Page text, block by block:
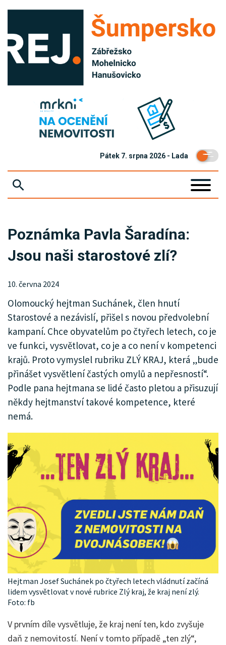
Pátek 7. srpna 2026 - Lada
KRIMI
SPORT
KULTURA
SPOLEČNOST
MENU
INZERCE
ARCHIV
KATALOG FIREM
Poznámka Pavla Šaradína:
Jsou naši starostové zlí?
10. června 2024
Olomoucký hejtman Suchánek, člen hnutí
Starostové a nezávislí, přišel s novou předvolební
kampaní. Chce obyvatelům po čtyřech letech, co je
ve funkci, vysvětlovat, co je a co není v kompetenci
krajů. Proto vymyslel rubriku ZLÝ KRAJ, která „bude
přinášet vysvětlení častých omylů a nepřesností“.
Podle pana hejtmana se lidé často pletou a přisuzují
někdy hejtmanství takové kompetence, které
nemá.
Hejtman Josef Suchánek po čtyřech letech vládnutí začíná
lidem vysvětlovat v nové rubrice Zlý kraj, že kraj není zlý.
Foto: fb
V prvním díle vysvětluje, že kraj není ten, kdo zvyšuje
daň z nemovitostí. Není v tomto případě „ten zlý“,